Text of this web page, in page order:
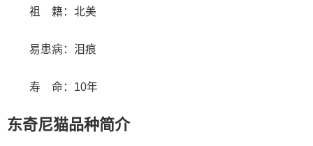
祖 籍：北美
易患病：泪痕
寿 命：10年
东奇尼猫品种简介